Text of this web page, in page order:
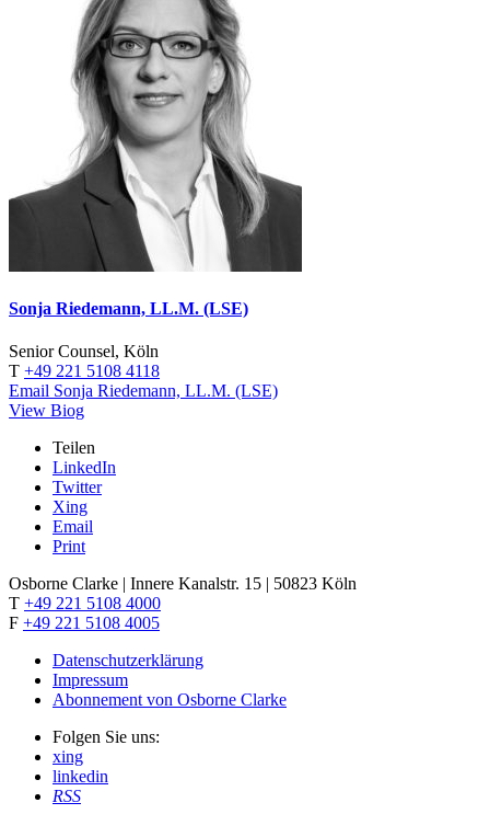
Sonja Riedemann, LL.M. (LSE)
Senior Counsel, Köln
T +49 221 5108 4118
Email Sonja Riedemann, LL.M. (LSE)
View Biog
Teilen
LinkedIn
Twitter
Xing
Email
Print
Osborne Clarke | Innere Kanalstr. 15 | 50823 Köln
T +49 221 5108 4000
F +49 221 5108 4005
Datenschutzerklärung
Impressum
Abonnement von Osborne Clarke
Folgen Sie uns:
xing
linkedin
RSS